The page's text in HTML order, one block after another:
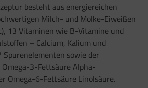
besteht aus energiereichen
Milch- und Molke-Eiweißen
13 Vitaminen wie B-Vitamine und
– Calcium, Kalium und
sowie der
3-Fettsäure Alpha-
Omega-6-Fettsäure Linolsäure.